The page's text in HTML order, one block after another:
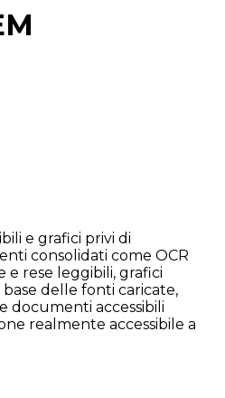
e grafici privi di
consolidati come OCR
rese leggibili, grafici
delle fonti caricate,
documenti accessibili
realmente accessibile a